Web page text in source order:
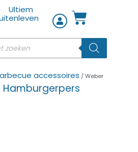
accessoires / Weber
Hamburgerpers